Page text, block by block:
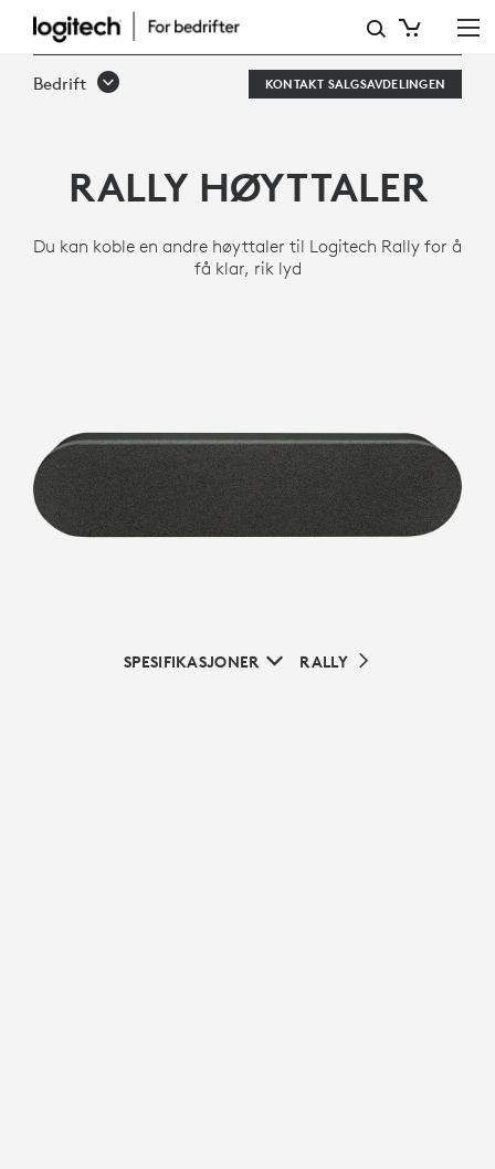
LOGITECH
RALLY-
Bedrift KONTAKT SALGSAVDELINGEN
RALLY HØYTTALER
Du kan koble en andre høyttaler til Logitech Rally for å
få klar, rik lyd
SPESIFIKASJONER RALLY